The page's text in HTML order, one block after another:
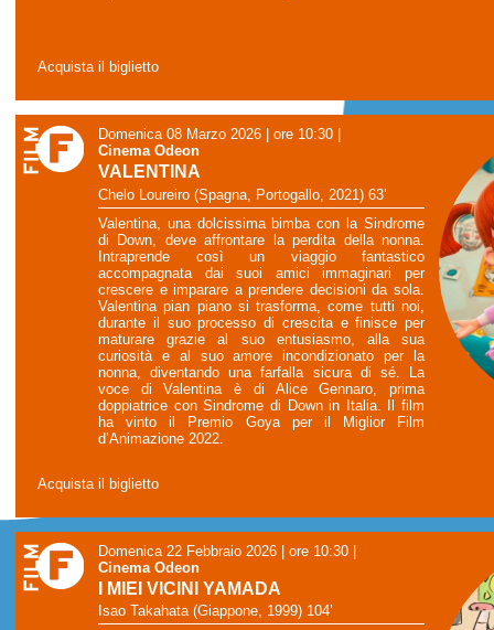
Acquista il biglietto
Domenica 08 Marzo 2026 | ore 10:30
Cinema Odeon
VALENTINA
Chelo Loureiro (Spagna, Portogallo, 2021) 63’
Valentina, una dolcissima bimba con la Sindrome
di Down, deve affrontare la perdita della nonna.
Intraprende così un viaggio fantastico
accompagnata dai suoi amici immaginari per
crescere e imparare a prendere decisioni da sola.
Valentina pian piano si trasforma, come tutti noi,
durante il suo processo di crescita e finisce per
maturare grazie al suo entusiasmo, alla sua
curiosità e al suo amore incondizionato per la
nonna, diventando una farfalla sicura di sé. La
voce di Valentina è di Alice Gennaro, prima
doppiatrice con Sindrome di Down in Italia. Il film
ha vinto il Premio Goya per il Miglior Film
d’Animazione 2022.
Acquista il biglietto
Domenica 22 Febbraio 2026 | ore 10:30
Cinema Odeon
I MIEI VICINI YAMADA
Isao Takahata (Giappone, 1999) 104’